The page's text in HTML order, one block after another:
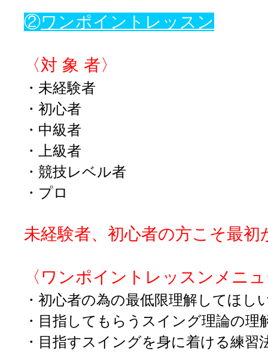
②ワンポイントレッスン
〈対 象 者〉
・未経験者
・初心者
・中級者
・上級者
・競技レベル者
・プロ
未経験者、初心者の方こそ最初
〈ワンポイントレッスンメニ
・初心者の為の最低限理解してほし
・目指してもらうスイング理論の理
・目指すスイングを身に着ける練習